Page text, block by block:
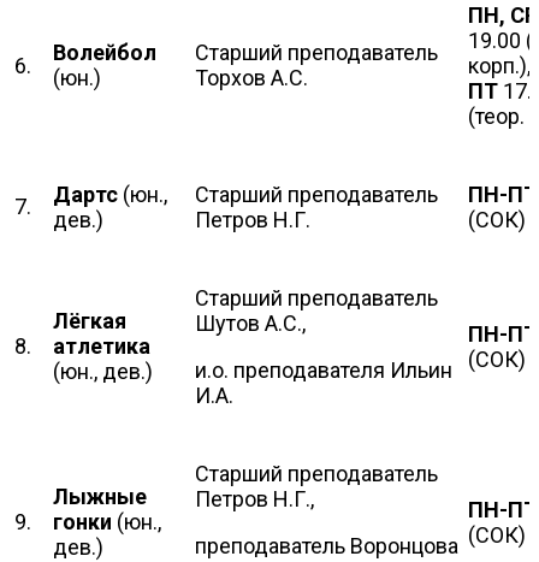
6.
Волейбол
(юн.)
Старший преподаватель
Торхов А.С.
ПН, СР
19.00
корп.),
ПТ
(теор.
7. Дартс (юн.,
дев.)
Старший преподаватель
Петров Н.Г.
ПН-ПТ
(СОК)
8.
Лёгкая
атлетика
(юн., дев.)
Старший преподаватель
Шутов А.С.,
и.о. преподавателя Ильин
И.А.
ПН-ПТ
(СОК)
9.
Лыжные
гонки (юн.,
дев.)
Старший преподаватель
Петров Н.Г.,
преподаватель Воронцова
ПН-
(СОК)